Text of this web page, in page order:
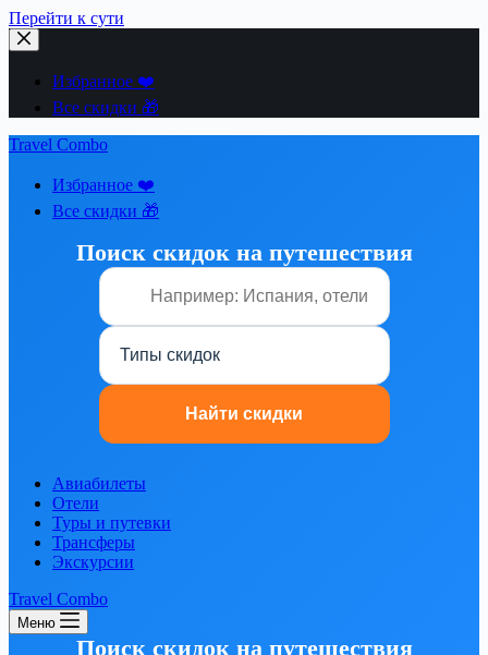
Перейти к сути
Избранное ❤️
Все скидки 🎁
Travel Combo
Избранное ❤️
Все скидки 🎁
Поиск скидок на путешествия
Авиабилеты
Отели
Туры и путевки
Трансферы
Экскурсии
Travel Combo
Меню
Поиск скидок на путешествия